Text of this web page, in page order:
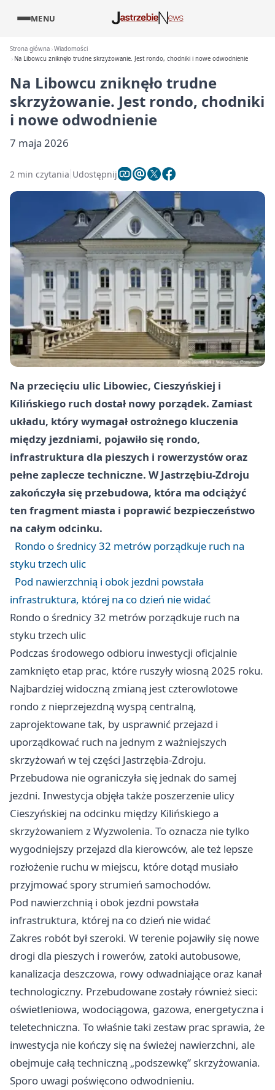
MENU
Strona główna Wiadomości
Na Libowcu zniknęło trudne skrzyżowanie. Jest rondo, chodniki i nowe odwodnienie
Na Libowcu zniknęło trudne
skrzyżowanie. Jest rondo, chodniki
i nowe odwodnienie
7 maja 2026
2 min czytania Udostępnij
Na przecięciu ulic Libowiec, Cieszyńskiej i
Kilińskiego ruch dostał nowy porządek. Zamiast
układu, który wymagał ostrożnego kluczenia
między jezdniami, pojawiło się rondo,
infrastruktura dla pieszych i rowerzystów oraz
pełne zaplecze techniczne. W Jastrzębiu-Zdroju
zakończyła się przebudowa, która ma odciążyć
ten fragment miasta i poprawić bezpieczeństwo
na całym odcinku.
Rondo o średnicy 32 metrów porządkuje ruch na
styku trzech ulic
Pod nawierzchnią i obok jezdni powstała
infrastruktura, której na co dzień nie widać
Rondo o średnicy 32 metrów porządkuje ruch na
styku trzech ulic
Podczas środowego odbioru inwestycji oficjalnie
zamknięto etap prac, które ruszyły wiosną 2025 roku.
Najbardziej widoczną zmianą jest czterowlotowe
rondo z nieprzejezdną wyspą centralną,
zaprojektowane tak, by usprawnić przejazd i
uporządkować ruch na jednym z ważniejszych
skrzyżowań w tej części Jastrzębia-Zdroju.
Przebudowa nie ograniczyła się jednak do samej
jezdni. Inwestycja objęła także poszerzenie ulicy
Cieszyńskiej na odcinku między Kilińskiego a
skrzyżowaniem z Wyzwolenia. To oznacza nie tylko
wygodniejszy przejazd dla kierowców, ale też lepsze
rozłożenie ruchu w miejscu, które dotąd musiało
przyjmować spory strumień samochodów.
Pod nawierzchnią i obok jezdni powstała
infrastruktura, której na co dzień nie widać
Zakres robót był szeroki. W terenie pojawiły się nowe
drogi dla pieszych i rowerów, zatoki autobusowe,
kanalizacja deszczowa, rowy odwadniające oraz kanał
technologiczny. Przebudowane zostały również sieci:
oświetleniowa, wodociągowa, gazowa, energetyczna i
teletechniczna. To właśnie taki zestaw prac sprawia, że
inwestycja nie kończy się na świeżej nawierzchni, ale
obejmuje całą techniczną „podszewkę” skrzyżowania.
Sporo uwagi poświęcono odwodnieniu.